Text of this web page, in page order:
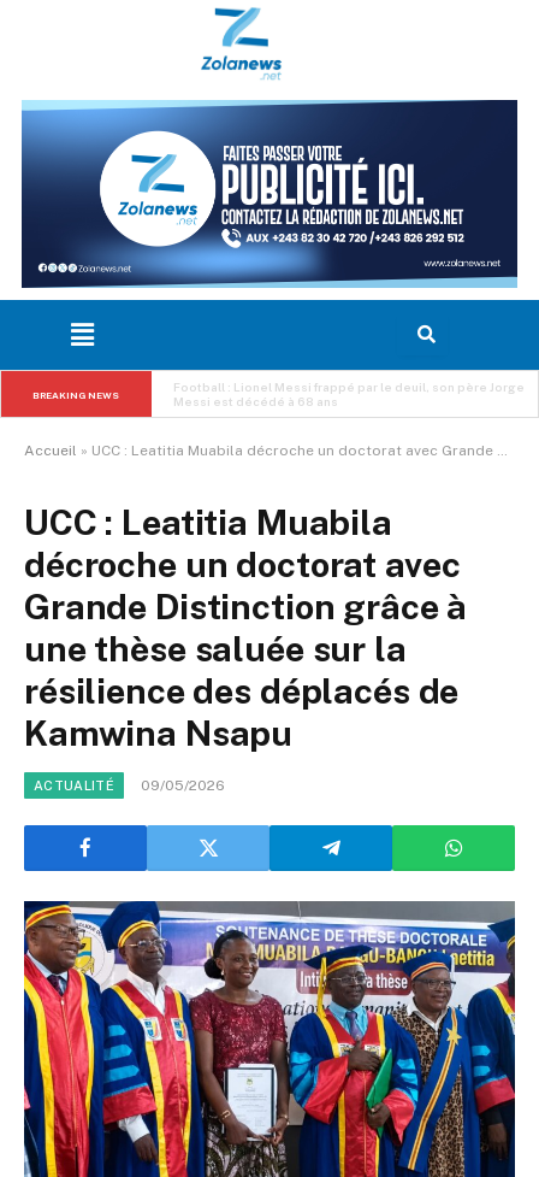
BREAKING NEWS
l’Eurobond, 137,9 millions USD déjà décaissés pour des
projets structurants
Accueil » UCC : Leatitia Muabila décroche un doctorat avec Grande Distinction grâce à une thèse saluée sur la résilience des déplacés de Kamwina Nsapu
UCC : Leatitia Muabila
décroche un doctorat avec
Grande Distinction grâce à
une thèse saluée sur la
résilience des déplacés de
Kamwina Nsapu
ACTUALITÉ 09/05/2026